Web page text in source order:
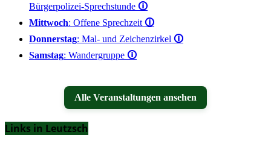
Bürgerpolizei-Sprechstunde 🛈
Mittwoch: Offene Sprechzeit 🛈
Donnerstag: Mal- und Zeichenzirkel 🛈
Samstag: Wandergruppe 🛈
Alle Veranstaltungen ansehen
Links in Leutzsch